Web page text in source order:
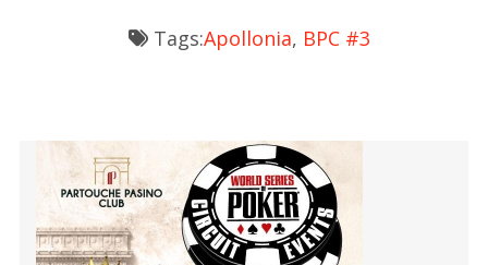
Tags:Apollonia, BPC #3